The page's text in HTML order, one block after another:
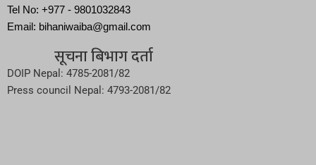
Tel No: +977 - 9801032843
Email: bihaniwaiba@gmail.com
सूचना बिभाग दर्ता
DOIP Nepal: 4785-2081/82
Press council Nepal: 4793-2081/82